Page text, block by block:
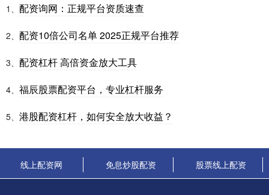
1、 配资询网：正规平台资质速查
2、 配资10倍公司名单 2025正规平台推荐
3、 配资杠杆 高倍资金放大工具
4、 福辰股票配资平台，专业杠杆服务
5、 港股配资杠杆，如何安全放大收益？
线上配资网 免息炒股配资 股票线上配资